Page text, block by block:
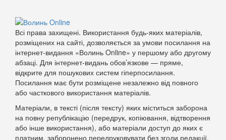
Всі права захищені. Використання будь-яких матеріалів,
розміщених на сайті, дозволяється за умови посилання на
інтернет-видання «Волинь Online» у першому або другому
абзаці. Для інтернет-видань обов’язкове — пряме,
відкрите для пошукових систем гіперпосилання.
Посилання має бути розміщене незалежно від повного
або часткового використання матеріалів.
Матеріали, в тексті (після тексту) яких міститься заборона
на повну републікацію (передрук, копіювання, відтворення
або інше використання), або матеріали доступ до яких є
платним, заборонено передруковувати без згоди редакції.